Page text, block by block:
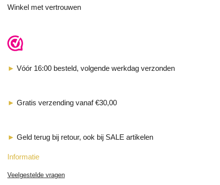
Winkel met vertrouwen
► Vóór 16:00 besteld, volgende werkdag verzonden
► Gratis verzending vanaf €30,00
► Geld terug bij retour, ook bij SALE artikelen
Informatie
Veelgestelde vragen